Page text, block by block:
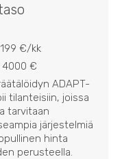
€/kk
4000 €
ADAPT-
tilanteisiin, joissa
tarvitaan
järjestelmiä
hinta
perusteella.